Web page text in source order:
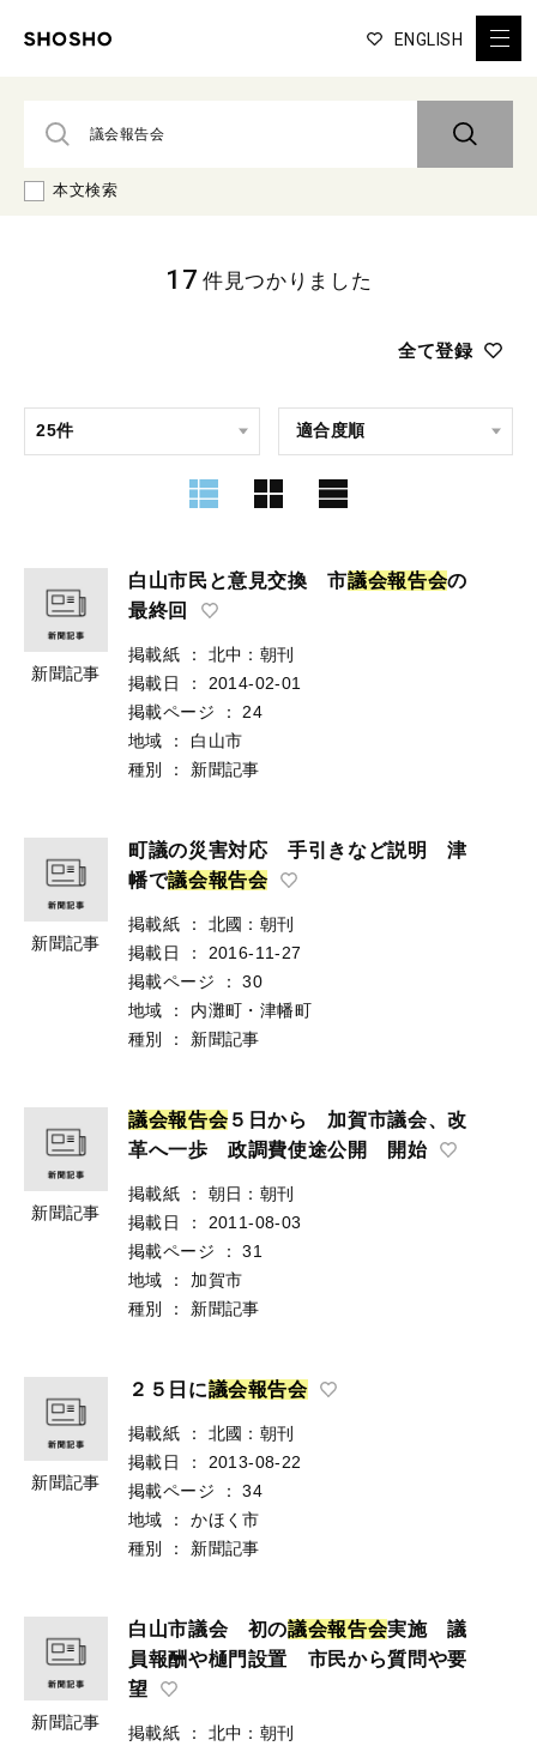
ENGLISH
本文検索
全て登録
17 件見つかりました
新聞記事
白山市民と意見交換 市議会報告会の
最終回
掲載紙 ：
北中：朝刊
掲載日
：
2014-02-01
掲載ページ
：
24
地域
：
白山市
種別
： 新聞記事
新聞記事
町議の災害対応 手引きなど説明 津
幡で議会報告会
掲載紙 ：
北國：朝刊
掲載日
：
2016-11-27
掲載ページ
：
30
地域
：
内灘町・津幡町
種別
： 新聞記事
新聞記事
議会報告会５日から 加賀市議会、改
革へ一歩 政調費使途公開 開始
掲載紙 ：
朝日：朝刊
掲載日
：
2011-08-03
掲載ページ
：
31
地域
：
加賀市
種別
： 新聞記事
新聞記事
２５日に議会報告会
掲載紙 ：
北國：朝刊
掲載日
：
2013-08-22
掲載ページ
：
34
地域
：
かほく市
種別
： 新聞記事
新聞記事
白山市議会 初の議会報告会実施 議
員報酬や樋門設置 市民から質問や要
望
掲載紙 ：
北中：朝刊